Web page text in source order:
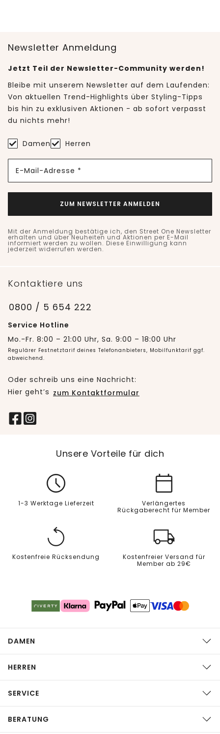
Newsletter Anmeldung
Jetzt Teil der Newsletter-Community werden!
Bleibe mit unserem Newsletter auf dem Laufenden:
Von aktuellen Trend-Highlights über Styling-Tipps
bis hin zu exklusiven Aktionen - ab sofort verpasst
du nichts mehr!
Damen Herren
E-Mail-Adresse *
ZUM NEWSLETTER ANMELDEN
Mit der Anmeldung bestätige ich, den Street One Newsletter
erhalten und über Neuheiten und Aktionen per E-Mail
informiert werden zu wollen. Diese Einwilligung kann
jederzeit widerrufen werden.
Kontaktiere uns
0800 / 5 654 222
Service Hotline
Mo.-Fr. 8:00 – 21:00 Uhr, Sa. 9:00 – 18:00 Uhr
Regulärer Festnetztarif deines Telefonanbieters, Mobilfunktarif ggf.
abweichend.
Oder schreib uns eine Nachricht:
Hier geht’s zum Kontaktformular
Unsere Vorteile für dich
1-3 Werktage Lieferzeit
Verlängertes
Rückgaberecht für Member
Kostenfreie Rücksendung
Kostenfreier Versand für
Member ab 29€
DAMEN
HERREN
SERVICE
BERATUNG